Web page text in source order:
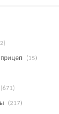
прицеп (15)
(671)
(217)